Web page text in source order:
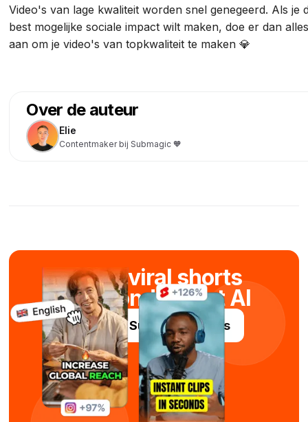
Video's van lage kwaliteit worden snel genegeerd. Als je
best mogelijke sociale impact wilt maken, doe er dan
aan om je video's van topkwaliteit te maken 💎
Over de auteur
Elie
Contentmaker bij Submagic 🧡
Maak viral shorts
in seconden met AI
Probeer Submagic gratis